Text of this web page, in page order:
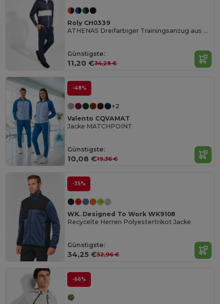
Roly CH0339
ATHENAS Dreifarbiger Trainingsanzug aus Acetat mit samtigem Futter
Günstigste:
11,20 €34,28 €
-48%
+2
Valento CQVAMAT
Jacke MATCHPOINT
Günstigste:
10,08 €19,36 €
-35%
WK. Designed To Work WK9108
Recycelte Herren Polyestertrikot Jacke
Günstigste:
34,25 €52,96 €
-66%